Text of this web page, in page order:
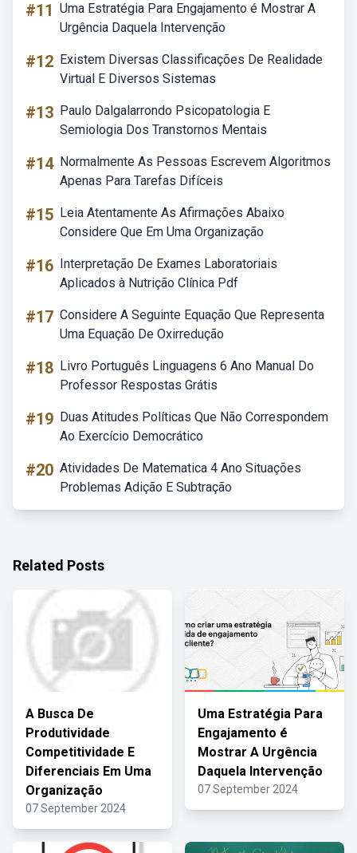
#11 Uma Estratégia Para Engajamento é Mostrar A
Urgência Daquela Intervenção
#12 Existem Diversas Classificações De Realidade
Virtual E Diversos Sistemas
#13 Paulo Dalgalarrondo Psicopatologia E
Semiologia Dos Transtornos Mentais
#14 Normalmente As Pessoas Escrevem Algoritmos
Apenas Para Tarefas Difíceis
#15 Leia Atentamente As Afirmações Abaixo
Considere Que Em Uma Organização
#16 Interpretação De Exames Laboratoriais
Aplicados à Nutrição Clínica Pdf
#17 Considere A Seguinte Equação Que Representa
Uma Equação De Oxirredução
#18 Livro Português Linguagens 6 Ano Manual Do
Professor Respostas Grátis
#19 Duas Atitudes Políticas Que Não Correspondem
Ao Exercício Democrático
#20 Atividades De Matematica 4 Ano Situações
Problemas Adição E Subtração
Related Posts
A Busca De
Produtividade
Competitividade E
Diferenciais Em Uma
Organização
07 September 2024
Uma Estratégia Para
Engajamento é
Mostrar A Urgência
Daquela Intervenção
07 September 2024